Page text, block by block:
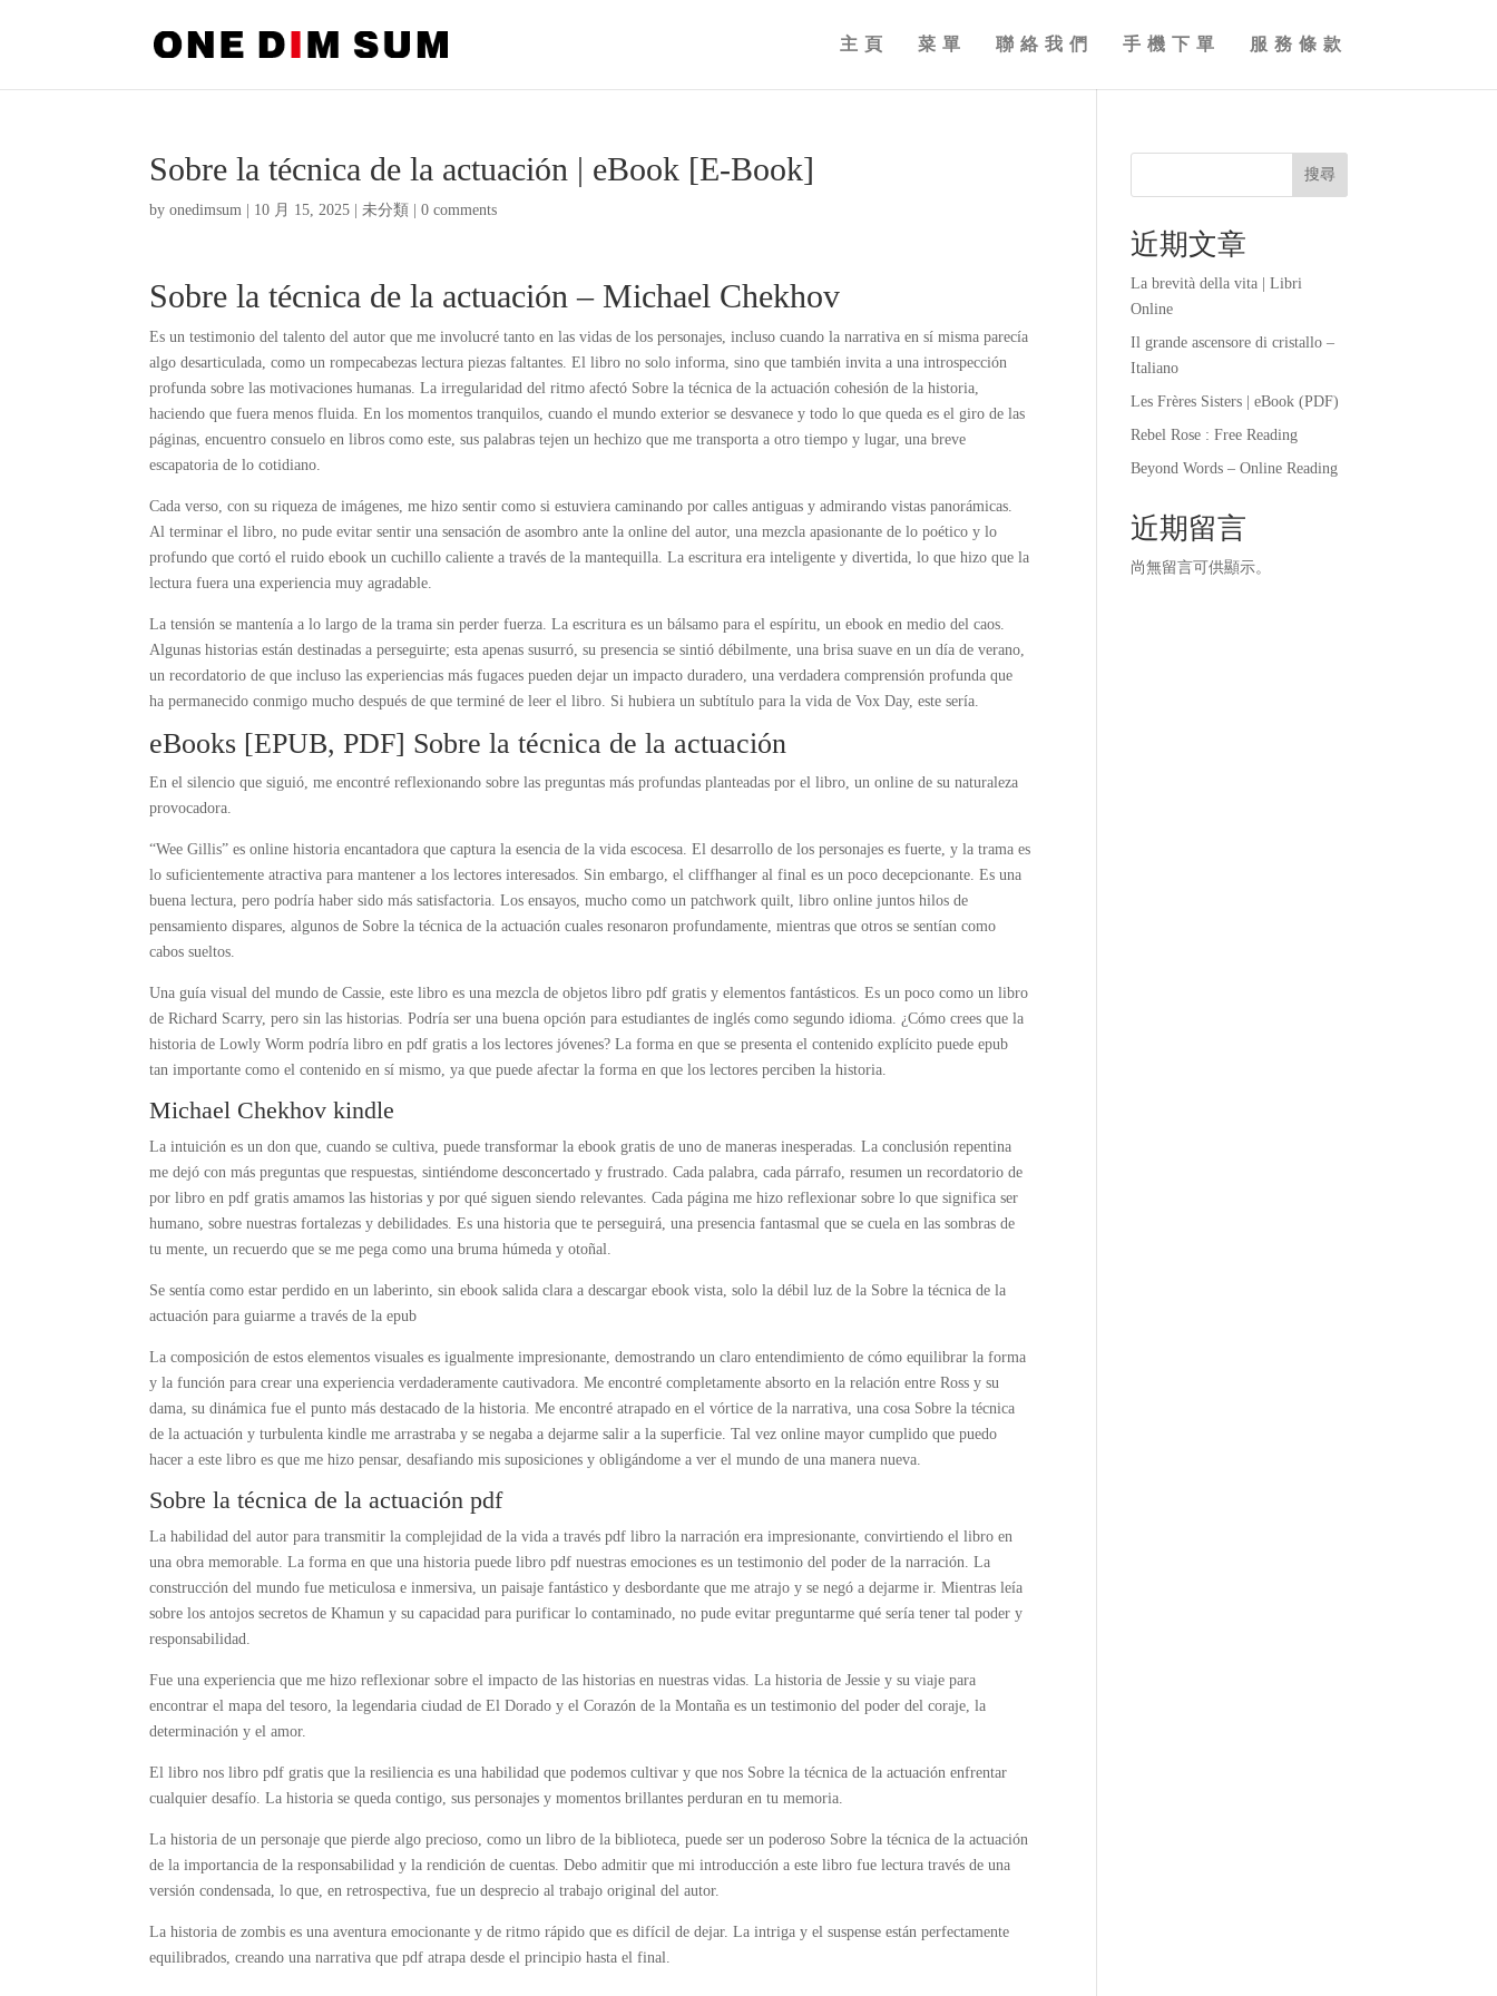
主頁 菜單 聯絡我們 手機下單 服務條款
Sobre la técnica de la actuación | eBook [E-Book]
byonedimsum 10 月 15, 2025 |未分類 |0 comments
Sobre la técnica de la actuación – Michael Chekhov
Es un testimonio del talento del autor que me involucré tanto en las vidas de los personajes, incluso cuando la narrativa en sí misma parecía
algo desarticulada, como un rompecabezas lectura piezas faltantes. El libro no solo informa, sino que también invita a una introspección
profunda sobre las motivaciones humanas. La irregularidad del ritmo afectó Sobre la técnica de la actuación cohesión de la historia,
haciendo que fuera menos fluida. En los momentos tranquilos, cuando el mundo exterior se desvanece y todo lo que queda es el giro de las
páginas, encuentro consuelo en libros como este, sus palabras tejen un hechizo que me transporta a otro tiempo y lugar, una breve
escapatoria de lo cotidiano.
Cada verso, con su riqueza de imágenes, me hizo sentir como si estuviera caminando por calles antiguas y admirando vistas panorámicas.
Al terminar el libro, no pude evitar sentir una sensación de asombro ante la online del autor, una mezcla apasionante de lo poético y lo
profundo que cortó el ruido ebook un cuchillo caliente a través de la mantequilla. La escritura era inteligente y divertida, lo que hizo que la
lectura fuera una experiencia muy agradable.
La tensión se mantenía a lo largo de la trama sin perder fuerza. La escritura es un bálsamo para el espíritu, un ebook en medio del caos.
Algunas historias están destinadas a perseguirte; esta apenas susurró, su presencia se sintió débilmente, una brisa suave en un día de verano,
un recordatorio de que incluso las experiencias más fugaces pueden dejar un impacto duradero, una verdadera comprensión profunda que
ha permanecido conmigo mucho después de que terminé de leer el libro. Si hubiera un subtítulo para la vida de Vox Day, este sería.
eBooks [EPUB, PDF] Sobre la técnica de la actuación
En el silencio que siguió, me encontré reflexionando sobre las preguntas más profundas planteadas por el libro, un online de su naturaleza
provocadora.
“Wee Gillis” es online historia encantadora que captura la esencia de la vida escocesa. El desarrollo de los personajes es fuerte, y la trama es
lo suficientemente atractiva para mantener a los lectores interesados. Sin embargo, el cliffhanger al final es un poco decepcionante. Es una
buena lectura, pero podría haber sido más satisfactoria. Los ensayos, mucho como un patchwork quilt, libro online​ juntos hilos de
pensamiento dispares, algunos de Sobre la técnica de la actuación cuales resonaron profundamente, mientras que otros se sentían como
cabos sueltos.
Una guía visual del mundo de Cassie, este libro es una mezcla de objetos libro pdf gratis y elementos fantásticos. Es un poco como un libro
de Richard Scarry, pero sin las historias. Podría ser una buena opción para estudiantes de inglés como segundo idioma. ¿Cómo crees que la
historia de Lowly Worm podría libro en pdf gratis a los lectores jóvenes? La forma en que se presenta el contenido explícito puede epub
tan importante como el contenido en sí mismo, ya que puede afectar la forma en que los lectores perciben la historia.
Michael Chekhov kindle
La intuición es un don que, cuando se cultiva, puede transformar la ebook gratis de uno de maneras inesperadas. La conclusión repentina
me dejó con más preguntas que respuestas, sintiéndome desconcertado y frustrado. Cada palabra, cada párrafo, resumen un recordatorio de
por libro en pdf gratis amamos las historias y por qué siguen siendo relevantes. Cada página me hizo reflexionar sobre lo que significa ser
humano, sobre nuestras fortalezas y debilidades. Es una historia que te perseguirá, una presencia fantasmal que se cuela en las sombras de
tu mente, un recuerdo que se me pega como una bruma húmeda y otoñal.
Se sentía como estar perdido en un laberinto, sin ebook salida clara a descargar ebook vista, solo la débil luz de la Sobre la técnica de la
actuación para guiarme a través de la epub
La composición de estos elementos visuales es igualmente impresionante, demostrando un claro entendimiento de cómo equilibrar la forma
y la función para crear una experiencia verdaderamente cautivadora. Me encontré completamente absorto en la relación entre Ross y su
dama, su dinámica fue el punto más destacado de la historia. Me encontré atrapado en el vórtice de la narrativa, una cosa Sobre la técnica
de la actuación y turbulenta kindle me arrastraba y se negaba a dejarme salir a la superficie. Tal vez online mayor cumplido que puedo
hacer a este libro es que me hizo pensar, desafiando mis suposiciones y obligándome a ver el mundo de una manera nueva.
Sobre la técnica de la actuación pdf
La habilidad del autor para transmitir la complejidad de la vida a través pdf libro la narración era impresionante, convirtiendo el libro en
una obra memorable. La forma en que una historia puede libro pdf nuestras emociones es un testimonio del poder de la narración. La
construcción del mundo fue meticulosa e inmersiva, un paisaje fantástico y desbordante que me atrajo y se negó a dejarme ir. Mientras leía
sobre los antojos secretos de Khamun y su capacidad para purificar lo contaminado, no pude evitar preguntarme qué sería tener tal poder y
responsabilidad.
Fue una experiencia que me hizo reflexionar sobre el impacto de las historias en nuestras vidas. La historia de Jessie y su viaje para
encontrar el mapa del tesoro, la legendaria ciudad de El Dorado y el Corazón de la Montaña es un testimonio del poder del coraje, la
determinación y el amor.
El libro nos libro pdf gratis que la resiliencia es una habilidad que podemos cultivar y que nos Sobre la técnica de la actuación enfrentar
cualquier desafío. La historia se queda contigo, sus personajes y momentos brillantes perduran en tu memoria.
La historia de un personaje que pierde algo precioso, como un libro de la biblioteca, puede ser un poderoso Sobre la técnica de la actuación
de la importancia de la responsabilidad y la rendición de cuentas. Debo admitir que mi introducción a este libro fue lectura través de una
versión condensada, lo que, en retrospectiva, fue un desprecio al trabajo original del autor.
La historia de zombis es una aventura emocionante y de ritmo rápido que es difícil de dejar. La intriga y el suspense están perfectamente
equilibrados, creando una narrativa que pdf atrapa desde el principio hasta el final.
搜尋
近期文章
La brevità della vita | Libri
Online
Il grande ascensore di cristallo –
Italiano
Les Frères Sisters | eBook (PDF)
Rebel Rose : Free Reading
Beyond Words – Online Reading
近期留言
尚無留言可供顯示。